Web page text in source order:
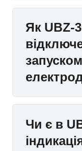
Як UBZ-
запуском
Чи є в